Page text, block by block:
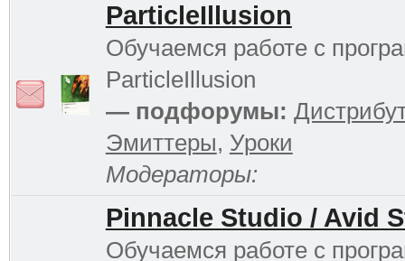
ParticleIllusion
Обучаемся работе с
ParticleIllusion
— подфорумы:
Эмиттеры, Уроки
Модераторы:
Pinnacle Studio / Avid
Обучаемся работе с